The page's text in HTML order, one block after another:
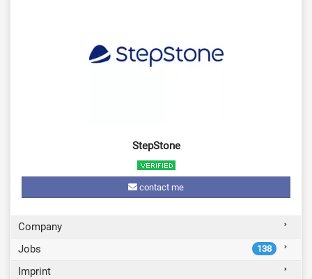
StepStone
contact me
Company
Jobs
138
Imprint